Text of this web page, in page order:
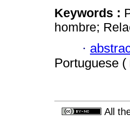
Keywords :
hombre;
·
Portuguese (
All